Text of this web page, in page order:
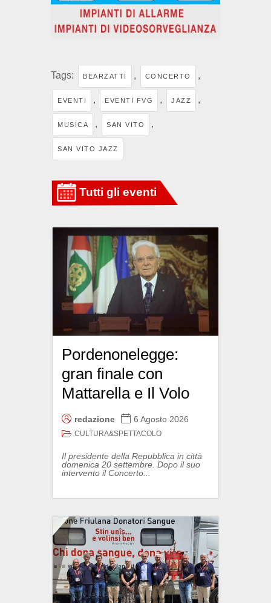
Tags: BEARZATTI , CONCERTO ,
EVENTI , EVENTI FVG , JAZZ ,
MUSICA , SAN VITO ,
SAN VITO JAZZ
Pordenonelegge:
gran finale con
Mattarella e Il Volo
redazione 6 Agosto 2026
CULTURA&SPETTACOLO
Il presidente della Repubblica in città
domenica 20 settembre. Dopo il suo
intervento il Concerto...